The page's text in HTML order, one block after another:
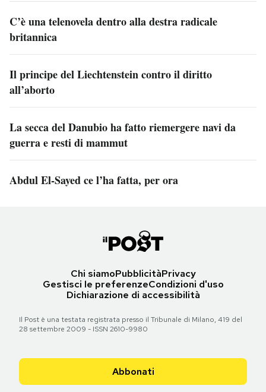
C’è una telenovela dentro alla destra radicale
britannica
Il principe del Liechtenstein contro il diritto
all’aborto
La secca del Danubio ha fatto riemergere navi da
guerra e resti di mammut
Abdul El-Sayed ce l’ha fatta, per ora
Chi siamoPubblicitàPrivacy
Gestisci le preferenzeCondizioni d'uso
Dichiarazione di accessibilità
Il Post è una testata registrata presso il Tribunale di Milano, 419 del
28 settembre 2009 - ISSN 2610-9980
Abbonati